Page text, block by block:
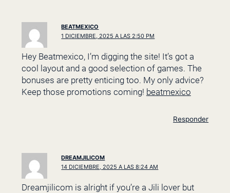
BEATMEXICO
1 DICIEMBRE, 2025 A LAS 2:50 PM
Hey Beatmexico, I’m digging the site! It’s got a
cool layout and a good selection of games. The
bonuses are pretty enticing too. My only advice?
Keep those promotions coming! beatmexico
Responder
DREAMJILICOM
14 DICIEMBRE, 2025 A LAS 8:24 AM
Dreamjilicom is alright if you’re a Jili lover but